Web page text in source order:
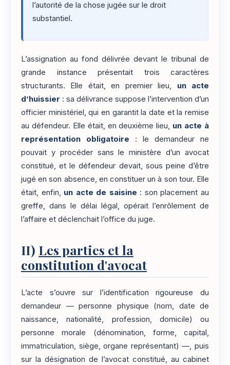
l’autorité de la chose jugée sur le droit
substantiel.
L’assignation au fond délivrée devant le tribunal de
grande instance présentait trois caractères
structurants. Elle était, en premier lieu, un acte
d’huissier : sa délivrance suppose l’intervention d’un
officier ministériel, qui en garantit la date et la remise
au défendeur. Elle était, en deuxième lieu, un acte à
représentation obligatoire : le demandeur ne
pouvait y procéder sans le ministère d’un avocat
constitué, et le défendeur devait, sous peine d’être
jugé en son absence, en constituer un à son tour. Elle
était, enfin, un acte de saisine : son placement au
greffe, dans le délai légal, opérait l’enrôlement de
l’affaire et déclenchait l’office du juge.
II) Les parties et la
constitution d'avocat
L’acte s’ouvre sur l’identification rigoureuse du
demandeur — personne physique (nom, date de
naissance, nationalité, profession, domicile) ou
personne morale (dénomination, forme, capital,
immatriculation, siège, organe représentant) —, puis
sur la désignation de l’avocat constitué, au cabinet